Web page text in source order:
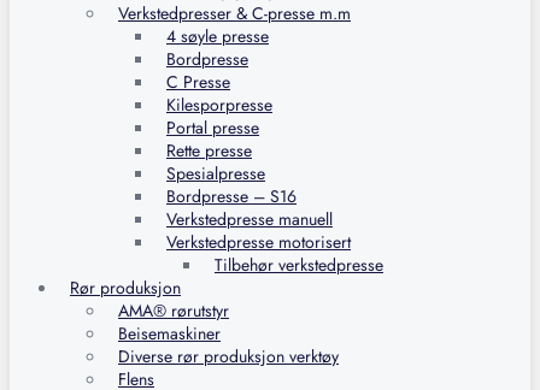
Verkstedpresser & C-presse m.m
4 søyle presse
Bordpresse
C Presse
Kilesporpresse
Portal presse
Rette presse
Spesialpresse
Bordpresse – S16
Verkstedpresse manuell
Verkstedpresse motorisert
Tilbehør verkstedpresse
Rør produksjon
AMA® rørutstyr
Beisemaskiner
Diverse rør produksjon verktøy
Flens